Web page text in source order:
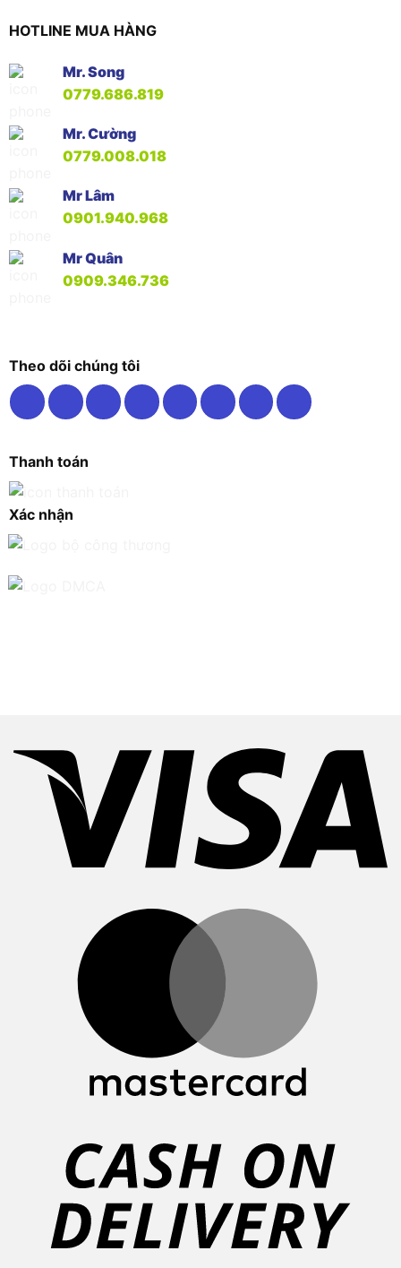
HOTLINE MUA HÀNG
Mr. Song
0779.686.819
Mr. Cường
0779.008.018
Mr Lâm
0901.940.968
Mr Quân
0909.346.736
Theo dõi chúng tôi
Thanh toán
Xác nhận